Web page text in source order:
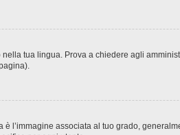
tua lingua. Prova a chiedere agli
l’immagine associata al tuo grado,